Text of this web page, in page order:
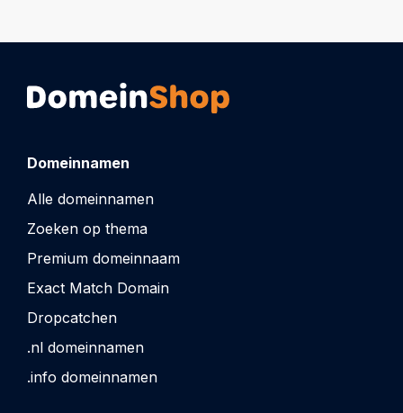
Domeinnamen
Alle domeinnamen
Zoeken op thema
Premium domeinnaam
Exact Match Domain
Dropcatchen
.nl domeinnamen
.info domeinnamen